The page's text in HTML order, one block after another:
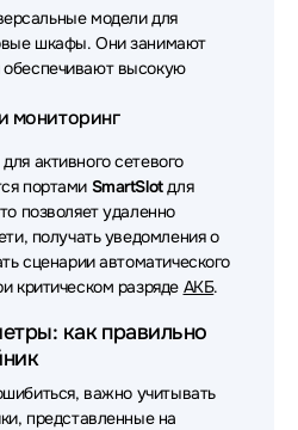
питания (ИБП - UPS)
Raskat
питания (ИБП - UPS)
питания (ИБП - UPS)
Borri
питания (ИБП - UPS)
Battery
питания (ИБП - UPS) 2E
питания (ИБП - UPS)
VOLTA
модели для
шкафы. Они занимают
высокую
мониторинг
активного сетевого
портами SmartSlotдля
позволяет удаленно
получать уведомления о
сценарии автоматического
критическом разряде АКБ.
как правильно
важно учитывать
представленные на